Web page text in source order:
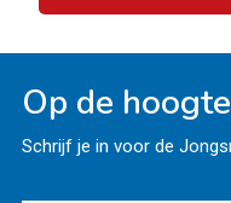
Op de
Schrijf je in voor de